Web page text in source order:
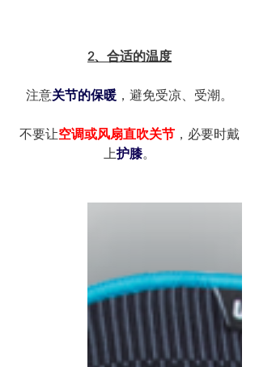
2、合适的温度
注意关节的保暖 ，避免受凉、受潮。
不要让空调或风扇直吹关节 ，必要时戴
上护膝。